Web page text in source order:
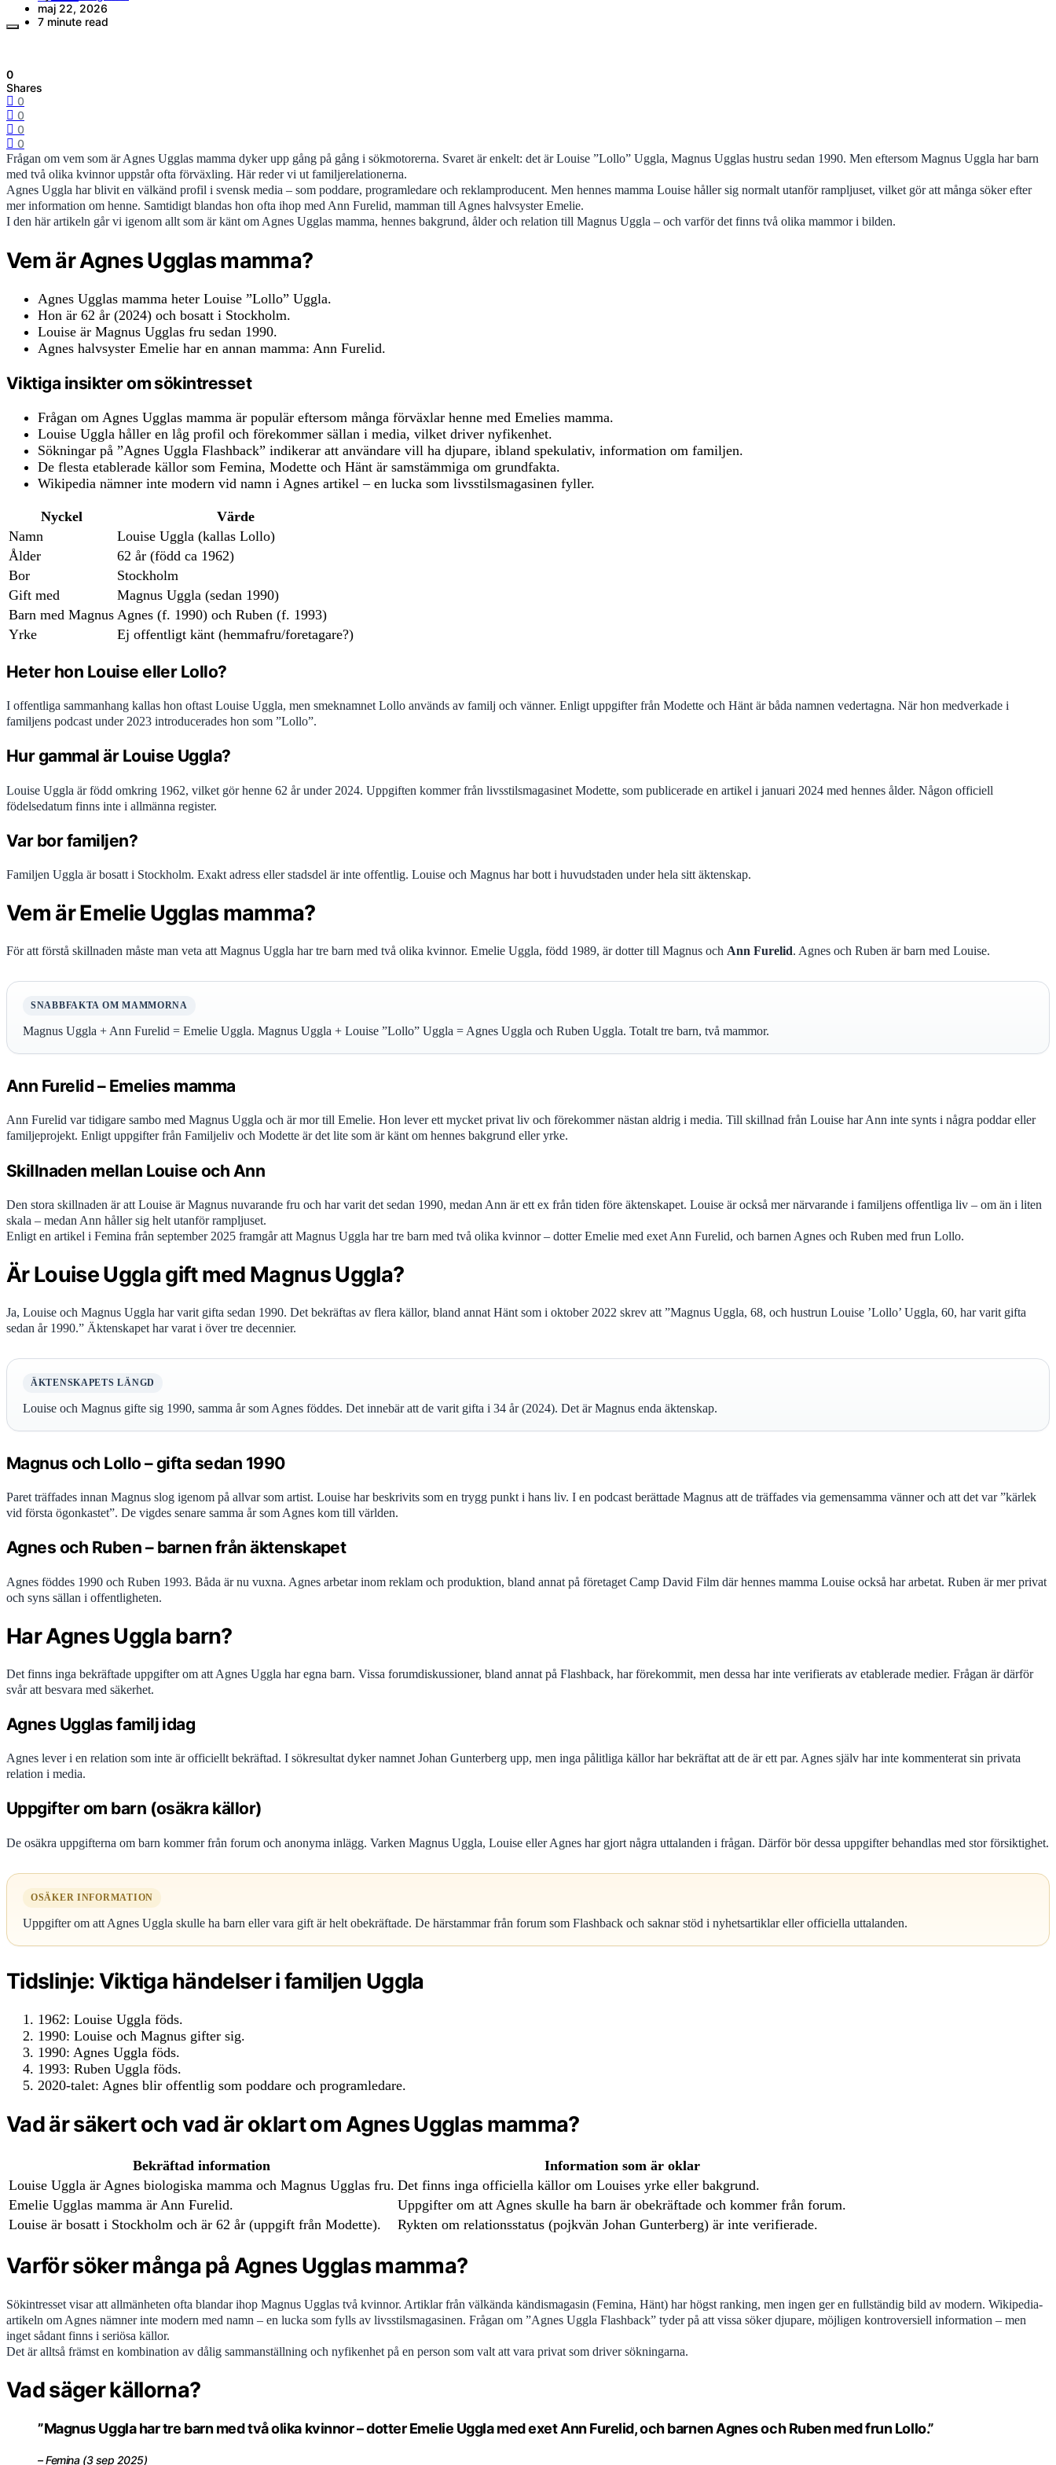
maj 22, 2026
7 minute read
0
Shares
0
0
0
0
Frågan om vem som är Agnes Ugglas mamma dyker upp gång på gång i sökmotorerna. Svaret är enkelt: det är Louise ”Lollo” Uggla, Magnus Ugglas hustru sedan 1990. Men eftersom Magnus Uggla har barn
med två olika kvinnor uppstår ofta förväxling. Här reder vi ut familjerelationerna.
Agnes Uggla har blivit en välkänd profil i svensk media – som poddare, programledare och reklamproducent. Men hennes mamma Louise håller sig normalt utanför rampljuset, vilket gör att många söker efter
mer information om henne. Samtidigt blandas hon ofta ihop med Ann Furelid, mamman till Agnes halvsyster Emelie.
I den här artikeln går vi igenom allt som är känt om Agnes Ugglas mamma, hennes bakgrund, ålder och relation till Magnus Uggla – och varför det finns två olika mammor i bilden.
Vem är Agnes Ugglas mamma?
Agnes Ugglas mamma heter Louise ”Lollo” Uggla.
Hon är 62 år (2024) och bosatt i Stockholm.
Louise är Magnus Ugglas fru sedan 1990.
Agnes halvsyster Emelie har en annan mamma: Ann Furelid.
Viktiga insikter om sökintresset
Frågan om Agnes Ugglas mamma är populär eftersom många förväxlar henne med Emelies mamma.
Louise Uggla håller en låg profil och förekommer sällan i media, vilket driver nyfikenhet.
Sökningar på ”Agnes Uggla Flashback” indikerar att användare vill ha djupare, ibland spekulativ, information om familjen.
De flesta etablerade källor som Femina, Modette och Hänt är samstämmiga om grundfakta.
Wikipedia nämner inte modern vid namn i Agnes artikel – en lucka som livsstilsmagasinen fyller.
Nyckel
Värde
Namn
Louise Uggla (kallas Lollo)
Ålder
62 år (född ca 1962)
Bor
Stockholm
Gift med
Magnus Uggla (sedan 1990)
Barn med Magnus Agnes (f. 1990) och Ruben (f. 1993)
Yrke
Ej offentligt känt (hemmafru/foretagare?)
Heter hon Louise eller Lollo?
I offentliga sammanhang kallas hon oftast Louise Uggla, men smeknamnet Lollo används av familj och vänner. Enligt uppgifter från Modette och Hänt är båda namnen vedertagna. När hon medverkade i
familjens podcast under 2023 introducerades hon som ”Lollo”.
Hur gammal är Louise Uggla?
Louise Uggla är född omkring 1962, vilket gör henne 62 år under 2024. Uppgiften kommer från livsstilsmagasinet Modette, som publicerade en artikel i januari 2024 med hennes ålder. Någon officiell
födelsedatum finns inte i allmänna register.
Var bor familjen?
Familjen Uggla är bosatt i Stockholm. Exakt adress eller stadsdel är inte offentlig. Louise och Magnus har bott i huvudstaden under hela sitt äktenskap.
Vem är Emelie Ugglas mamma?
För att förstå skillnaden måste man veta att Magnus Uggla har tre barn med två olika kvinnor. Emelie Uggla, född 1989, är dotter till Magnus och Ann Furelid. Agnes och Ruben är barn med Louise.
SNABBFAKTA OM MAMMORNA
Magnus Uggla + Ann Furelid = Emelie Uggla. Magnus Uggla + Louise ”Lollo” Uggla = Agnes Uggla och Ruben Uggla. Totalt tre barn, två mammor.
Ann Furelid – Emelies mamma
Ann Furelid var tidigare sambo med Magnus Uggla och är mor till Emelie. Hon lever ett mycket privat liv och förekommer nästan aldrig i media. Till skillnad från Louise har Ann inte synts i några poddar eller
familjeprojekt. Enligt uppgifter från Familjeliv och Modette är det lite som är känt om hennes bakgrund eller yrke.
Skillnaden mellan Louise och Ann
Den stora skillnaden är att Louise är Magnus nuvarande fru och har varit det sedan 1990, medan Ann är ett ex från tiden före äktenskapet. Louise är också mer närvarande i familjens offentliga liv – om än i liten
skala – medan Ann håller sig helt utanför rampljuset.
Enligt en artikel i Femina från september 2025 framgår att Magnus Uggla har tre barn med två olika kvinnor – dotter Emelie med exet Ann Furelid, och barnen Agnes och Ruben med frun Lollo.
Är Louise Uggla gift med Magnus Uggla?
Ja, Louise och Magnus Uggla har varit gifta sedan 1990. Det bekräftas av flera källor, bland annat Hänt som i oktober 2022 skrev att ”Magnus Uggla, 68, och hustrun Louise ’Lollo’ Uggla, 60, har varit gifta
sedan år 1990.” Äktenskapet har varat i över tre decennier.
ÄKTENSKAPETS LÄNGD
Louise och Magnus gifte sig 1990, samma år som Agnes föddes. Det innebär att de varit gifta i 34 år (2024). Det är Magnus enda äktenskap.
Magnus och Lollo – gifta sedan 1990
Paret träffades innan Magnus slog igenom på allvar som artist. Louise har beskrivits som en trygg punkt i hans liv. I en podcast berättade Magnus att de träffades via gemensamma vänner och att det var ”kärlek
vid första ögonkastet”. De vigdes senare samma år som Agnes kom till världen.
Agnes och Ruben – barnen från äktenskapet
Agnes föddes 1990 och Ruben 1993. Båda är nu vuxna. Agnes arbetar inom reklam och produktion, bland annat på företaget Camp David Film där hennes mamma Louise också har arbetat. Ruben är mer privat
och syns sällan i offentligheten.
Har Agnes Uggla barn?
Det finns inga bekräftade uppgifter om att Agnes Uggla har egna barn. Vissa forumdiskussioner, bland annat på Flashback, har förekommit, men dessa har inte verifierats av etablerade medier. Frågan är därför
svår att besvara med säkerhet.
Agnes Ugglas familj idag
Agnes lever i en relation som inte är officiellt bekräftad. I sökresultat dyker namnet Johan Gunterberg upp, men inga pålitliga källor har bekräftat att de är ett par. Agnes själv har inte kommenterat sin privata
relation i media.
Uppgifter om barn (osäkra källor)
De osäkra uppgifterna om barn kommer från forum och anonyma inlägg. Varken Magnus Uggla, Louise eller Agnes har gjort några uttalanden i frågan. Därför bör dessa uppgifter behandlas med stor försiktighet.
OSÄKER INFORMATION
Uppgifter om att Agnes Uggla skulle ha barn eller vara gift är helt obekräftade. De härstammar från forum som Flashback och saknar stöd i nyhetsartiklar eller officiella uttalanden.
Tidslinje: Viktiga händelser i familjen Uggla
1962: Louise Uggla föds.
1990: Louise och Magnus gifter sig.
1990: Agnes Uggla föds.
1993: Ruben Uggla föds.
2020-talet: Agnes blir offentlig som poddare och programledare.
Vad är säkert och vad är oklart om Agnes Ugglas mamma?
Bekräftad information
Information som är oklar
Louise Uggla är Agnes biologiska mamma och Magnus Ugglas fru. Det finns inga officiella källor om Louises yrke eller bakgrund.
Emelie Ugglas mamma är Ann Furelid.
Uppgifter om att Agnes skulle ha barn är obekräftade och kommer från forum.
Louise är bosatt i Stockholm och är 62 år (uppgift från Modette).
Rykten om relationsstatus (pojkvän Johan Gunterberg) är inte verifierade.
Varför söker många på Agnes Ugglas mamma?
Sökintresset visar att allmänheten ofta blandar ihop Magnus Ugglas två kvinnor. Artiklar från välkända kändismagasin (Femina, Hänt) har högst ranking, men ingen ger en fullständig bild av modern. Wikipedia-
artikeln om Agnes nämner inte modern med namn – en lucka som fylls av livsstilsmagasinen. Frågan om ”Agnes Uggla Flashback” tyder på att vissa söker djupare, möjligen kontroversiell information – men
inget sådant finns i seriösa källor.
Det är alltså främst en kombination av dålig sammanställning och nyfikenhet på en person som valt att vara privat som driver sökningarna.
Vad säger källorna?
”Magnus Uggla har tre barn med två olika kvinnor – dotter Emelie Uggla med exet Ann Furelid, och barnen Agnes och Ruben med frun Lollo.”
– Femina (3 sep 2025)